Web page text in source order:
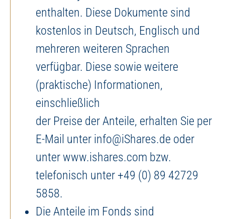
enthalten. Diese Dokumente sind
kostenlos in Deutsch, Englisch und
mehreren weiteren Sprachen
verfügbar. Diese sowie weitere
(praktische) Informationen,
einschließlich
der Preise der Anteile, erhalten Sie per
E-Mail unter info@iShares.de oder
unter www.ishares.com bzw.
telefonisch unter +49 (0) 89 42729
5858.
Die Anteile im Fonds sind